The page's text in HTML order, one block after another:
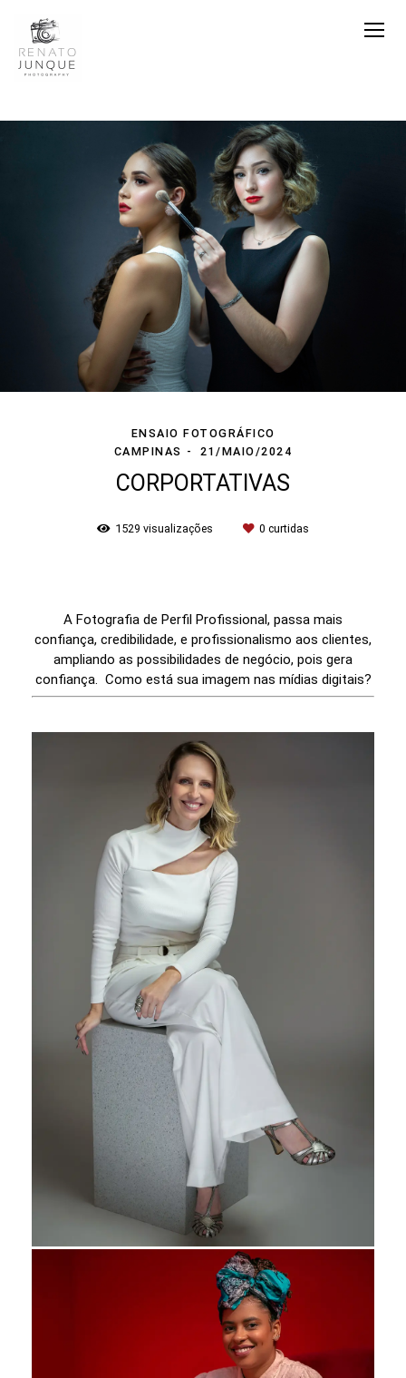
ENSAIO FOTOGRÁFICO
CAMPINAS
21/MAIO/2024
CORPORTATIVAS
1529 visualizações 0 curtidas
A Fotografia de Perfil Profissional, passa mais
confiança, credibilidade, e profissionalismo aos clientes,
ampliando as possibilidades de negócio, pois gera
confiança. Como está sua imagem nas mídias digitais?